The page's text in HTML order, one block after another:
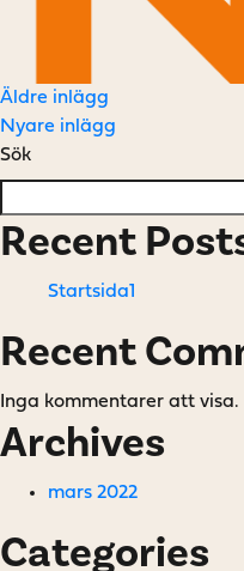
Äldre inlägg
Nyare inlägg
Sök
Recent
Startsida1
Recent
Inga kommentarer att visa.
Archives
mars 2022
Categories